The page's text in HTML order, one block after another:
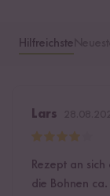
Hilfreichste
Lars
Rezept an
die Bohnen